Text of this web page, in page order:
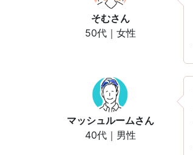
そむさん
50代｜女性
マッシュルームさん
40代｜男性